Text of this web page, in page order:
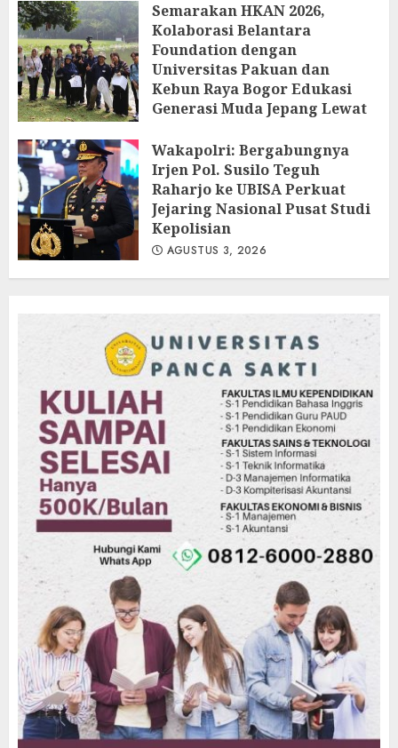
Semarakan HKAN 2026,
Kolaborasi Belantara
Foundation dengan
Universitas Pakuan dan
Kebun Raya Bogor Edukasi
Generasi Muda Jepang Lewat
Kebun Raya Bogor
AGUSTUS 3, 2026
Wakapolri: Bergabungnya
Irjen Pol. Susilo Teguh
Raharjo ke UBISA Perkuat
Jejaring Nasional Pusat Studi
Kepolisian
AGUSTUS 3, 2026